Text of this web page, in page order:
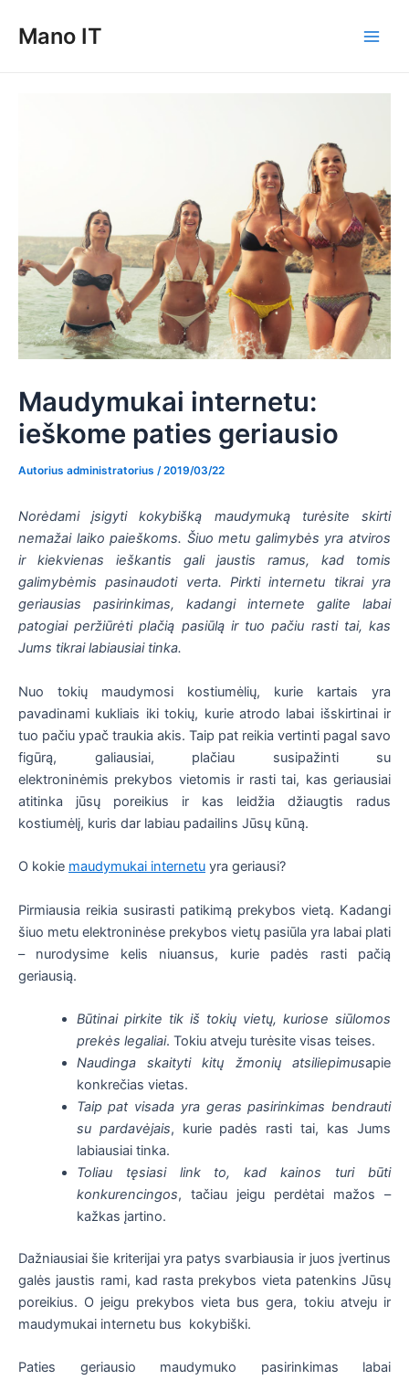
prieMano IT
Maudymukai internetu:
ieškome paties geriausio
Autorius administratorius /2019/03/22
Norėdami įsigyti kokybišką maudymuką turėsite skirti
nemažai laiko paieškoms. Šiuo metu galimybės yra atviros
ir kiekvienas ieškantis gali jaustis ramus, kad tomis
galimybėmis pasinaudoti verta. Pirkti internetu tikrai yra
geriausias pasirinkimas, kadangi internete galite labai
patogiai peržiūrėti plačią pasiūlą ir tuo pačiu rasti tai, kas
Jums tikrai labiausiai tinka.
Nuo tokių maudymosi kostiumėlių, kurie kartais yra
pavadinami kukliais iki tokių, kurie atrodo labai išskirtinai ir
tuo pačiu ypač traukia akis. Taip pat reikia vertinti pagal savo
figūrą, galiausiai, plačiau susipažinti su
elektroninėmis prekybos vietomis ir rasti tai, kas geriausiai
atitinka jūsų poreikius ir kas leidžia džiaugtis radus
kostiumėlį, kuris dar labiau padailins Jūsų kūną.
O kokie maudymukai internetu yra geriausi?
Pirmiausia reikia susirasti patikimą prekybos vietą. Kadangi
šiuo metu elektroninėse prekybos vietų pasiūla yra labai plati
– nurodysime kelis niuansus, kurie padės rasti pačią
geriausią.
Būtinai pirkite tik iš tokių vietų, kuriose siūlomos
prekės legaliai. Tokiu atveju turėsite visas teises.
Naudinga skaityti kitų žmonių atsiliepimusapie
konkrečias vietas.
Taip pat visada yra geras pasirinkimas bendrauti
su pardavėjais, kurie padės rasti tai, kas Jums
labiausiai tinka.
Toliau tęsiasi link to, kad kainos turi būti
konkurencingos, tačiau jeigu perdėtai mažos –
kažkas įartino.
Dažniausiai šie kriterijai yra patys svarbiausia ir juos įvertinus
galės jaustis rami, kad rasta prekybos vieta patenkins Jūsų
poreikius. O jeigu prekybos vieta bus gera, tokiu atveju ir
maudymukai internetu bus kokybiški.
Paties geriausio maudymuko pasirinkimas labai